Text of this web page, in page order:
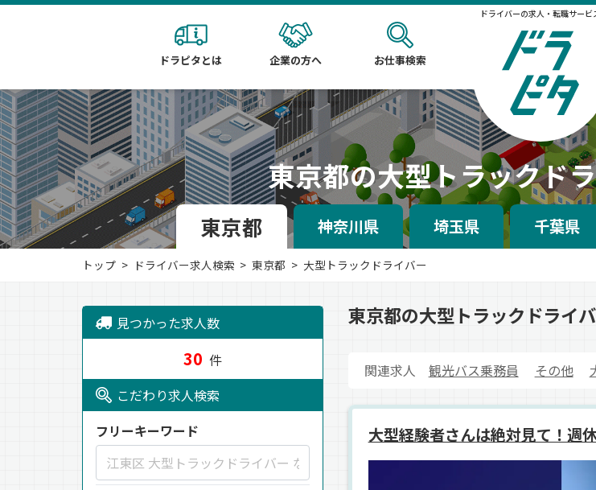
ドライバーの求人・転職サービ
ドラピタとは 企業の方へ お仕事検索
東京都の大型トラックド
東京都 神奈川県 埼玉県 千葉県
トップ ドライバー求人検索 東京都 大型トラックドライバー
東京都の大型トラックドライバ
関連求人 観光バス乗務員 その他
大型経験者さんは絶対見て！週
見つかった求人数
30 件
こだわり求人検索
フリーキーワード